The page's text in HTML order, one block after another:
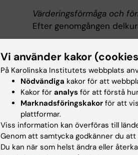
Värderingsförmåga och
Efter genomgången
lokalt utvecklings-
Innehåll
Teori om
Förändringsprocesser på
Ledarskap vid förändring
Vi använder kakor
På Karolinska Institutets webbplats
Nödvändiga kakor för att
Kakor för analys för att förstå
Marknadsföringskakor för att
plattformar.
Viss information kan överföras till
Genom att samtycka godkänner du
Du kan när som helst ändra eller